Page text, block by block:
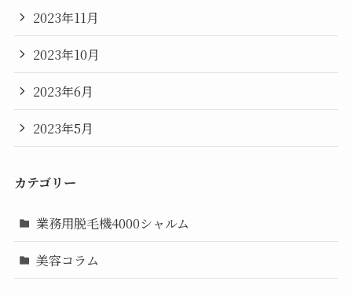
2023年11月
2023年10月
2023年6月
2023年5月
カテゴリー
業務用脱毛機4000シャルム
美容コラム